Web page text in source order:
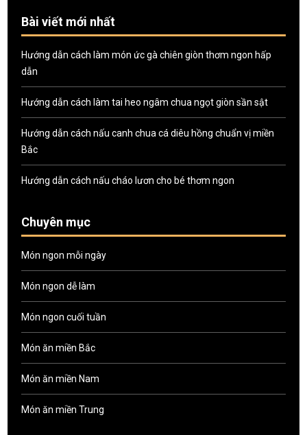
Bài viết mới nhất
Hướng dẫn cách làm món ức gà chiên giòn thơm ngon hấp
dẫn
Hướng dẫn cách làm tai heo ngâm chua ngọt giòn sần sật
Hướng dẫn cách nấu canh chua cá diêu hồng chuẩn vị miền
Bắc
Hướng dẫn cách nấu cháo lươn cho bé thơm ngon
Chuyên mục
Món ngon mỗi ngày
Món ngon dễ làm
Món ngon cuối tuần
Món ăn miền Bắc
Món ăn miền Nam
Món ăn miền Trung